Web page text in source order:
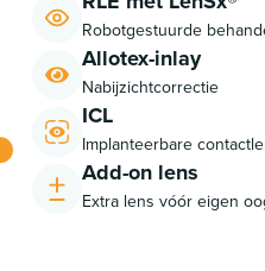
Robotgestuurde
Allotex-inlay
Nabijzichtcorrectie
ICL
Implanteerbare
Add-on lens
Extra lens vóór eigen